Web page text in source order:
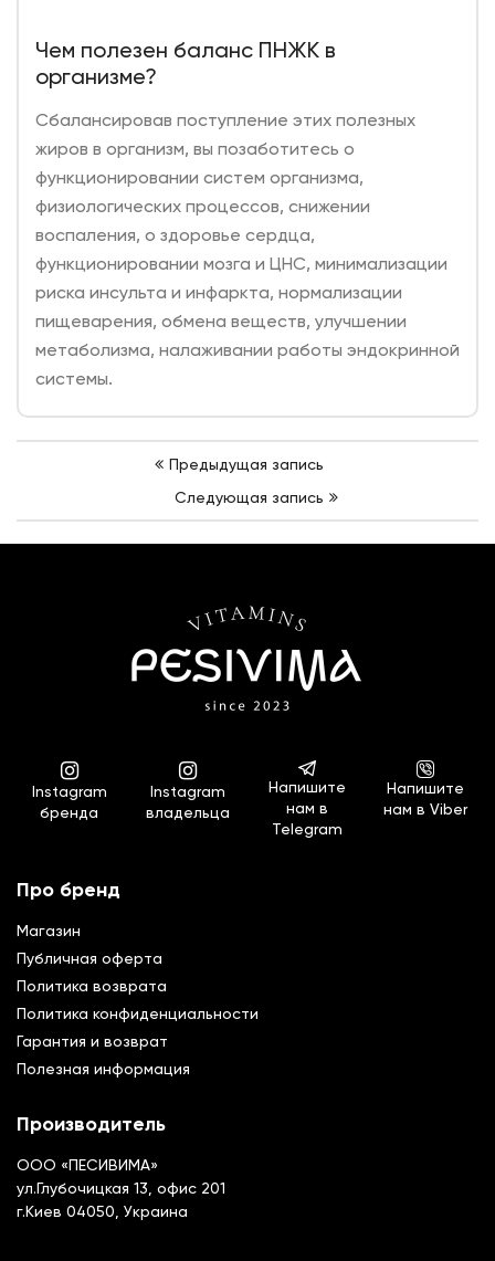
Чем полезен баланс ПНЖК в
организме?
Сбалансировав поступление этих полезных
жиров в организм, вы позаботитесь о
функционировании систем организма,
физиологических процессов, снижении
воспаления, о здоровье сердца,
функционировании мозга и ЦНС, минимализации
риска инсульта и инфаркта, нормализации
пищеварения, обмена веществ, улучшении
метаболизма, налаживании работы эндокринной
системы.
Навигация
записям
Предыдущая запись
Следующая запись
Instagram
бренда
Instagram
владельца
Напишите
нам в
Telegram
Напишите
нам в Viber
Про бренд
Магазин
Публичная оферта
Политика возврата
Политика конфиденциальности
Гарантия и возврат
Полезная информация
Производитель
ООО «ПЕСИВИМА»
ул.Глубочицкая 13, офис 201
г.Киев 04050, Украина